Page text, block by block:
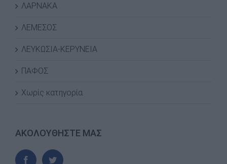
ΛΑΡΝΑΚΑ
ΛΕΜΕΣΟΣ
ΛΕΥΚΩΣΙΑ-ΚΕΡΥΝΕΙΑ
ΠΑΦΟΣ
Χωρίς κατηγορία
ΑΚΟΛΟΥΘΗΣΤΕ ΜΑΣ